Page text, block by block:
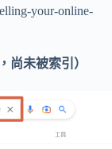
your-online-
尚未被索引）